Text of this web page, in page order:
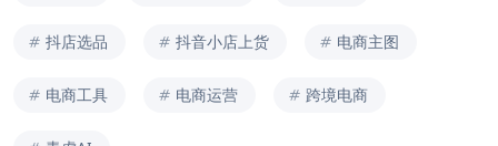
抖店选品 抖音小店上货 电商主图
电商工具 电商运营 跨境电商